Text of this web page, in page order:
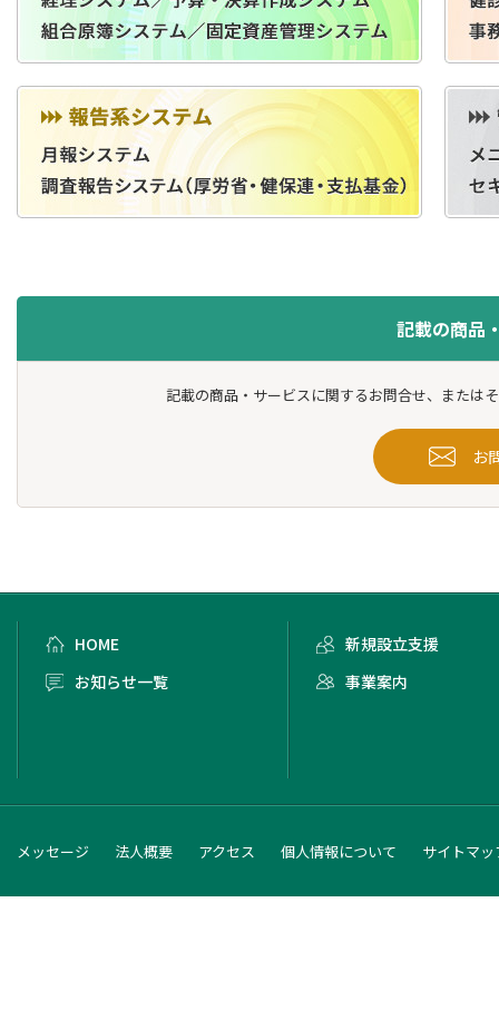
記載の商品
記載の商品・サービスに関するお問合せ、または
お
HOME
お知らせ一覧
新規設立支援
事業案内
メッセージ 法人概要 アクセス 個人情報について サイトマッ